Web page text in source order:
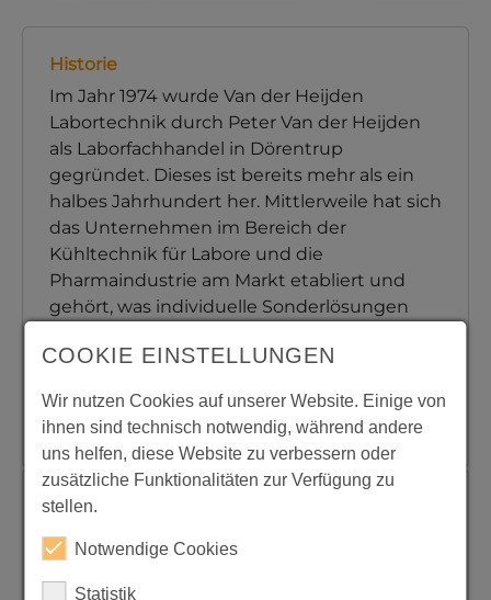
Historie
Im Jahr 1974 wurde Van der Heijden
Labortechnik durch Peter Van der Heijden
als Laborfachhandel in Dörentrup
gegründet. Dieses ist bereits mehr als ein
halbes Jahrhundert her. Mittlerweile hat sich
das Unternehmen im Bereich der
Kühltechnik für Labore und die
Pharmaindustrie am Markt etabliert und
gehört, was individuelle Sonderlösungen
Bereich.
Historie
Referenzen
Wir sind flexibel und bieten individuelle
Lösungen für unsere Kunden an. Sehen Sie
sich unsere
COOKIE EINSTELLUNGEN
Wir nutzen Cookies auf unserer Website. Einige von
ihnen sind technisch notwendig, während andere
uns helfen, diese Website zu verbessern oder
zusätzliche Funktionalitäten zur Verfügung zu
stellen.
Notwendige Cookies
Statistik